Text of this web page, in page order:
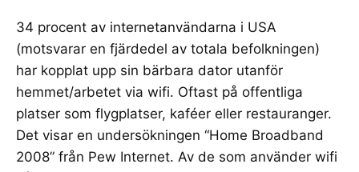
34 procent av internetanvändarna i USA
(motsvarar en fjärdedel av totala befolkningen)
har kopplat upp sin bärbara dator utanför
hemmet/arbetet via wifi. Oftast på offentliga
platser som flygplatser, kaféer eller restauranger.
Det visar en undersökningen “Home Broadband
2008” från Pew Internet. Av de som använder wifi